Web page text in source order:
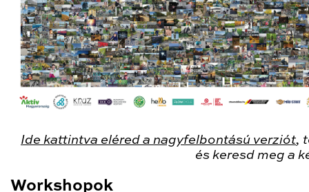
Ide kattintva eléred a nagyfelbontású verziót,
és keresd meg a
Workshopok